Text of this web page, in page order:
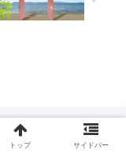
トップ サイドバー